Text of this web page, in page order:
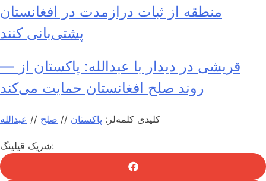
منطقه از ثبات درازمدت در افغانستان
پشتی‌بانی کنند
— قریشی در دیدار با عبدالله: پاکستان از
روند صلح افغانستان حمایت می‌کند
کلیدی کلمه‌لر: پاکستان // صلح // عبدالله
شریک قیلینگ: